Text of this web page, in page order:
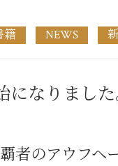
籍 NEWS
になりまし
者のアウフヘ